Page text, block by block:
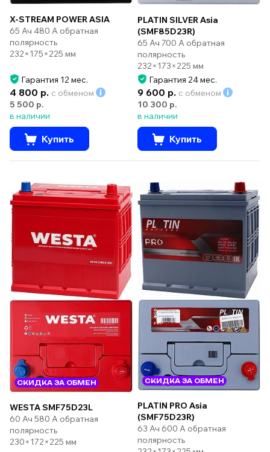
X-STREAM POWER ASIA
65 Ач 480 А обратная
полярность
232×175×225 мм
Гарантия 12 мес.
4 800 р. с обменом
5 500 р.
в наличии
Купить
PLATIN SILVER Asia
(SMF85D23R)
65 Ач 700 А обратная
полярность
232×173×225 мм
Гарантия 24 мес.
9 600 р. с обменом
10 300 р.
в наличии
Купить
СКИДКА ЗА ОБМЕН
WESTA SMF75D23L
60 Ач 580 А обратная
полярность
230×172×225 мм
СКИДКА ЗА ОБМЕН
PLATIN PRO Asia
(SMF75D23R)
63 Ач 600 А обратная
полярность